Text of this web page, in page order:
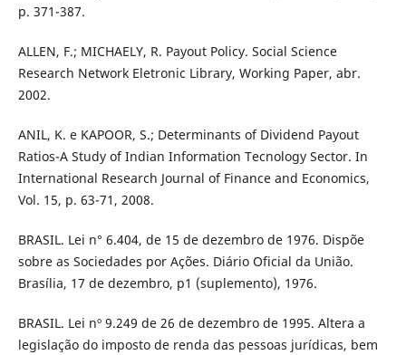
p. 371-387.
ALLEN, F.; MICHAELY, R. Payout Policy. Social Science
Research Network Eletronic Library, Working Paper, abr.
2002.
ANIL, K. e KAPOOR, S.; Determinants of Dividend Payout
Ratios-A Study of Indian Information Tecnology Sector. In
International Research Journal of Finance and Economics,
Vol. 15, p. 63-71, 2008.
BRASIL. Lei n° 6.404, de 15 de dezembro de 1976. Dispõe
sobre as Sociedades por Ações. Diário Oficial da União.
Brasília, 17 de dezembro, p1 (suplemento), 1976.
BRASIL. Lei nº 9.249 de 26 de dezembro de 1995. Altera a
legislação do imposto de renda das pessoas jurídicas, bem